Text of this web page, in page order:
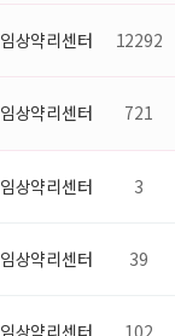
임상약리센터 12292
임상약리센터 721
임상약리센터 3
임상약리센터 39
임상약리센터 102